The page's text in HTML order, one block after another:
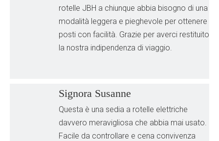
rotelle JBH a chiunque abbia bisogno di una
modalità leggera e pieghevole per ottenere
posti con facilità. Grazie per averci restituito
la nostra indipendenza di viaggio.
Signora Susanne
Questa è una sedia a rotelle elettriche
davvero meravigliosa che abbia mai usato.
Facile da controllare e cena convivenza